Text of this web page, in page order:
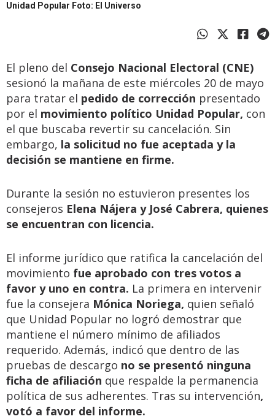
Unidad Popular Foto: El Universo
El pleno del Consejo Nacional Electoral (CNE)
sesionó la mañana de este miércoles 20 de mayo
para tratar el pedido de corrección presentado
por el movimiento político Unidad Popular, con
el que buscaba revertir su cancelación. Sin
embargo, la solicitud no fue aceptada y la
decisión se mantiene en firme.
Durante la sesión no estuvieron presentes los
consejeros Elena Nájera y José Cabrera, quienes
se encuentran con licencia.
El informe jurídico que ratifica la cancelación del
movimiento fue aprobado con tres votos a
favor y uno en contra. La primera en intervenir
fue la consejera Mónica Noriega, quien señaló
que Unidad Popular no logró demostrar que
mantiene el número mínimo de afiliados
requerido. Además, indicó que dentro de las
pruebas de descargo no se presentó ninguna
ficha de afiliación que respalde la permanencia
política de sus adherentes. Tras su intervención,
votó a favor del informe.